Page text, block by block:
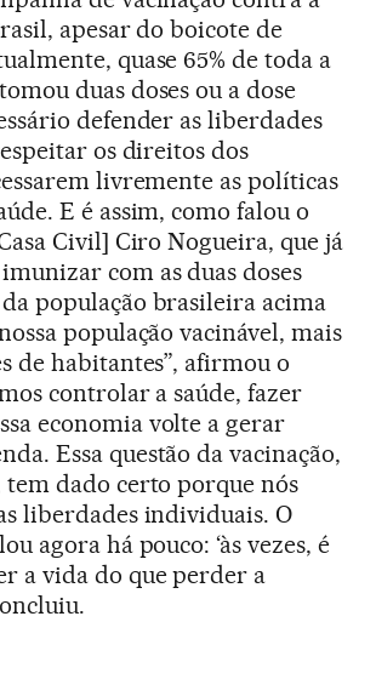
apesar do boicote de
quase 65% de toda a
duas doses ou a dose
defender as liberdades
os direitos dos
livremente as políticas
E é assim, como falou o
Civil] Ciro Nogueira, que já
com as duas doses
da população brasileira acima
população vacinável, mais
de habitantes”, afirmou o
controlar a saúde, fazer
economia volte a gerar
Essa questão da vacinação,
dado certo porque nós
liberdades individuais. O
agora há pouco: ‘às vezes, é
a vida do que perder a